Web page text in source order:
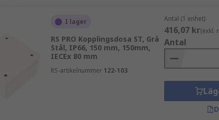
förberetts kan ledningsanslutningar göras med rätt
för alla interna komponenter.
plaster och metaller. Båda är lämpliga för de flesta
I lager
RS PRO Kopplingsdosa ST, Grå
Stål, IP66, 150 mm, 150mm,
IECEx 80 mm
RS-artikelnummer 122-103
Antal (1 enhet)
416,07 kr(exkl.
Antal